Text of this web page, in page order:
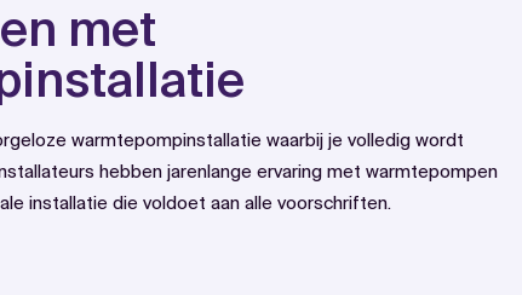
met
warmtepompinstallatie waarbij je volledig wordt
hebben jarenlange ervaring met warmtepompen
installatie die voldoet aan alle voorschriften.